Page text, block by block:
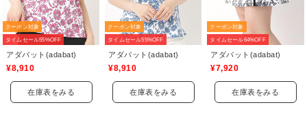
クーポン対象
タイムセール55%OFF
アダバット(adabat)
¥8,910
在庫表をみる
クーポン対象
タイムセール55%OFF
アダバット(adabat)
¥8,910
在庫表をみる
クーポン対象
タイムセール64%OFF
アダバット(adabat)
¥7,920
在庫表をみる